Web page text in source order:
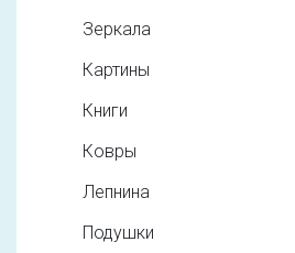
Зеркала
Картины
Книги
Ковры
Лепнина
Подушки